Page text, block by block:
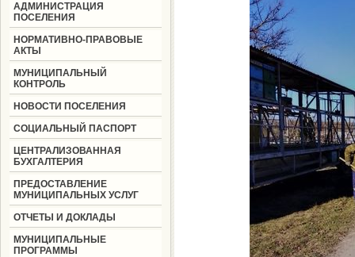
АДМИНИСТРАЦИЯ
ПОСЕЛЕНИЯ
НОРМАТИВНО-ПРАВОВЫЕ
АКТЫ
МУНИЦИПАЛЬНЫЙ
КОНТРОЛЬ
НОВОСТИ ПОСЕЛЕНИЯ
СОЦИАЛЬНЫЙ ПАСПОРТ
ЦЕНТРАЛИЗОВАННАЯ
БУХГАЛТЕРИЯ
ПРЕДОСТАВЛЕНИЕ
МУНИЦИПАЛЬНЫХ УСЛУГ
ОТЧЕТЫ И ДОКЛАДЫ
МУНИЦИПАЛЬНЫЕ
ПРОГРАММЫ